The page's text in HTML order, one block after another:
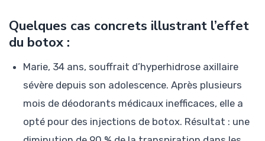
Quelques cas concrets illustrant l’effet
du botox :
Marie, 34 ans, souffrait d’hyperhidrose axillaire
sévère depuis son adolescence. Après plusieurs
mois de déodorants médicaux inefficaces, elle a
opté pour des injections de botox. Résultat : une